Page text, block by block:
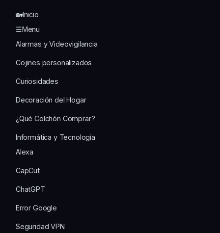
🏡Inicio
☰Menu
Alarmas y Videovigilancia
Cojines personalizados
Curiosidades
Decoración del Hogar
¿Qué Colchón Comprar?
Informática y Tecnología
Alexa
CapCut
ChatGPT
Error Google
Seguridad VPN